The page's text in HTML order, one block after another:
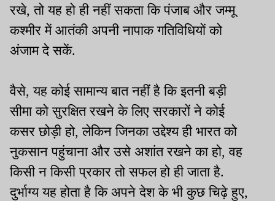
रखे, तो यह हो ही नहीं सकता कि पंजाब और जम्मू
कश्मीर में आतंकी अपनी नापाक गतिविधियों को
अंजाम दे सकें.
वैसे, यह कोई सामान्य बात नहीं है कि इतनी बड़ी
सीमा को सुरक्षित रखने के लिए सरकारों ने कोई
कसर छोड़ी हो, लेकिन जिनका उद्देश्य ही भारत को
नुकसान पहुंचाना और उसे अशांत रखने का हो, वह
किसी न किसी प्रकार तो सफल हो ही जाता है.
दुर्भाग्य यह होता है कि अपने देश के भी कुछ चिढ़े हुए,